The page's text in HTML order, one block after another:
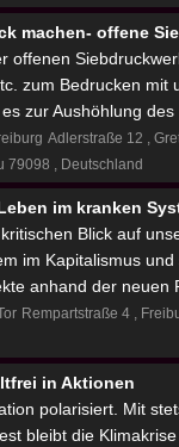
machen- offene
offenen
zum Bedrucken mit
zur Aushöhlung
Adlerstraße 12
79098
Deutschland
im kranken
Blick auf
im Kapitalismus
anhand der neuen
Rempartstraße 4
in Aktionen
polarisiert. Mit
bleibt die